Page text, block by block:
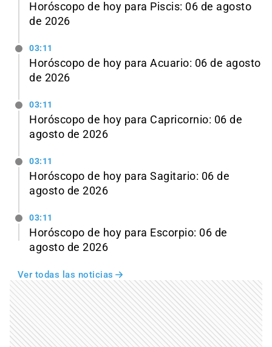
Horóscopo de hoy para Piscis: 06 de agosto
de 2026
03:11
Horóscopo de hoy para Acuario: 06 de agosto
de 2026
03:11
Horóscopo de hoy para Capricornio: 06 de
agosto de 2026
03:11
Horóscopo de hoy para Sagitario: 06 de
agosto de 2026
03:11
Horóscopo de hoy para Escorpio: 06 de
agosto de 2026
Ver todas las noticias